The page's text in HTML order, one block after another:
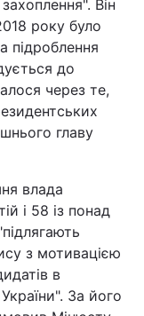
Він
року було
підроблення
до
через те,
главу
влада
і 58 із понад
з мотивацією
в
За його